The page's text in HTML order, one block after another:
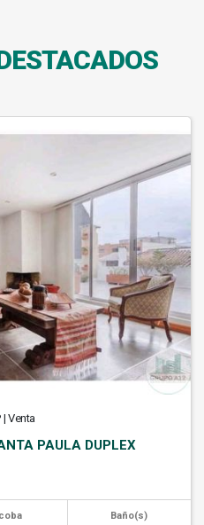
| Venta
PAULA DUPLEX
Baño(s)